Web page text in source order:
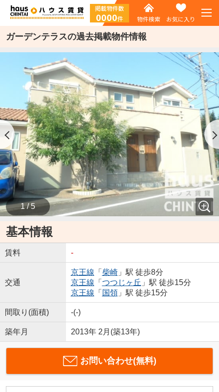
掲載物件数
0000件 物件検索 お気に入り
ガーデンテラスの過去掲載物件情報
1 / 5
基本情報
賃料 -
交通
京王線 「 柴崎」駅 徒歩8分
京王線 「 つつじヶ丘 」駅 徒歩15分
京王線 「 国領」駅 徒歩15分
間取り(面積) -(-)
築年月 2013年 2月(築13年)
お問い合わせ(無料)